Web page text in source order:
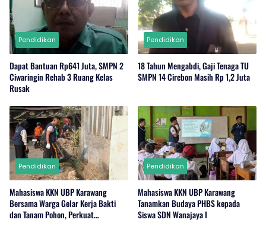
Pendidikan
Dapat Bantuan Rp641 Juta, SMPN 2
Ciwaringin Rehab 3 Ruang Kelas
Rusak
Pendidikan
18 Tahun Mengabdi, Gaji Tenaga TU
SMPN 14 Cirebon Masih Rp 1,2 Juta
Pendidikan
Mahasiswa KKN UBP Karawang
Bersama Warga Gelar Kerja Bakti
dan Tanam Pohon, Perkuat
Pendidikan
Mahasiswa KKN UBP Karawang
Tanamkan Budaya PHBS kepada
Siswa SDN Wanajaya I